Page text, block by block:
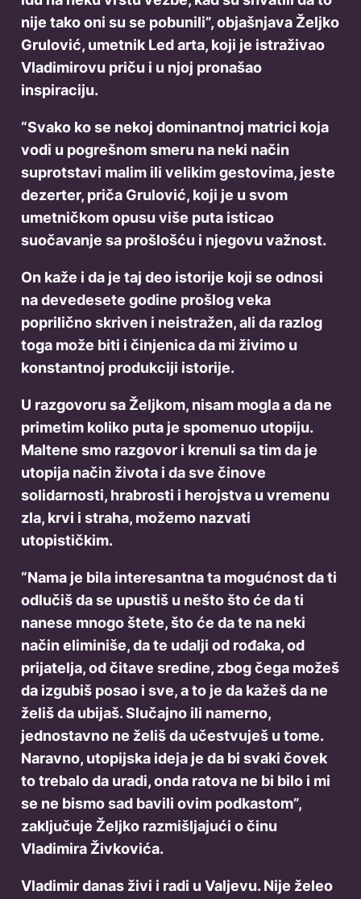
nije tako oni su se pobunili”, objašnjava Željko
Grulović, umetnik Led arta, koji je istraživao
Vladimirovu priču i u njoj pronašao
inspiraciju.
“Svako ko se nekoj dominantnoj matrici koja
vodi u pogrešnom smeru na neki način
suprotstavi malim ili velikim gestovima, jeste
dezerter, priča Grulović, koji je u svom
umetničkom opusu više puta isticao
suočavanje sa prošlošću i njegovu važnost.
On kaže i da je taj deo istorije koji se odnosi
na devedesete godine prošlog veka
poprilično skriven i neistražen, ali da razlog
toga može biti i činjenica da mi živimo u
konstantnoj produkciji istorije.
U razgovoru sa Željkom, nisam mogla a da ne
primetim koliko puta je spomenuo utopiju.
Maltene smo razgovor i krenuli sa tim da je
utopija način života i da sve činove
solidarnosti, hrabrosti i herojstva u vremenu
zla, krvi i straha, možemo nazvati
utopističkim.
“Nama je bila interesantna ta mogućnost da ti
odlučiš da se upustiš u nešto što će da ti
nanese mnogo štete, što će da te na neki
način eliminiše, da te udalji od rođaka, od
prijatelja, od čitave sredine, zbog čega možeš
da izgubiš posao i sve, a to je da kažeš da ne
želiš da ubijaš. Slučajno ili namerno,
jednostavno ne želiš da učestvuješ u tome.
Naravno, utopijska ideja je da bi svaki čovek
to trebalo da uradi, onda ratova ne bi bilo i mi
se ne bismo sad bavili ovim podkastom”,
zaključuje Željko razmišljajući o činu
Vladimira Živkovića.
Vladimir danas živi i radi u Valjevu. Nije želeo